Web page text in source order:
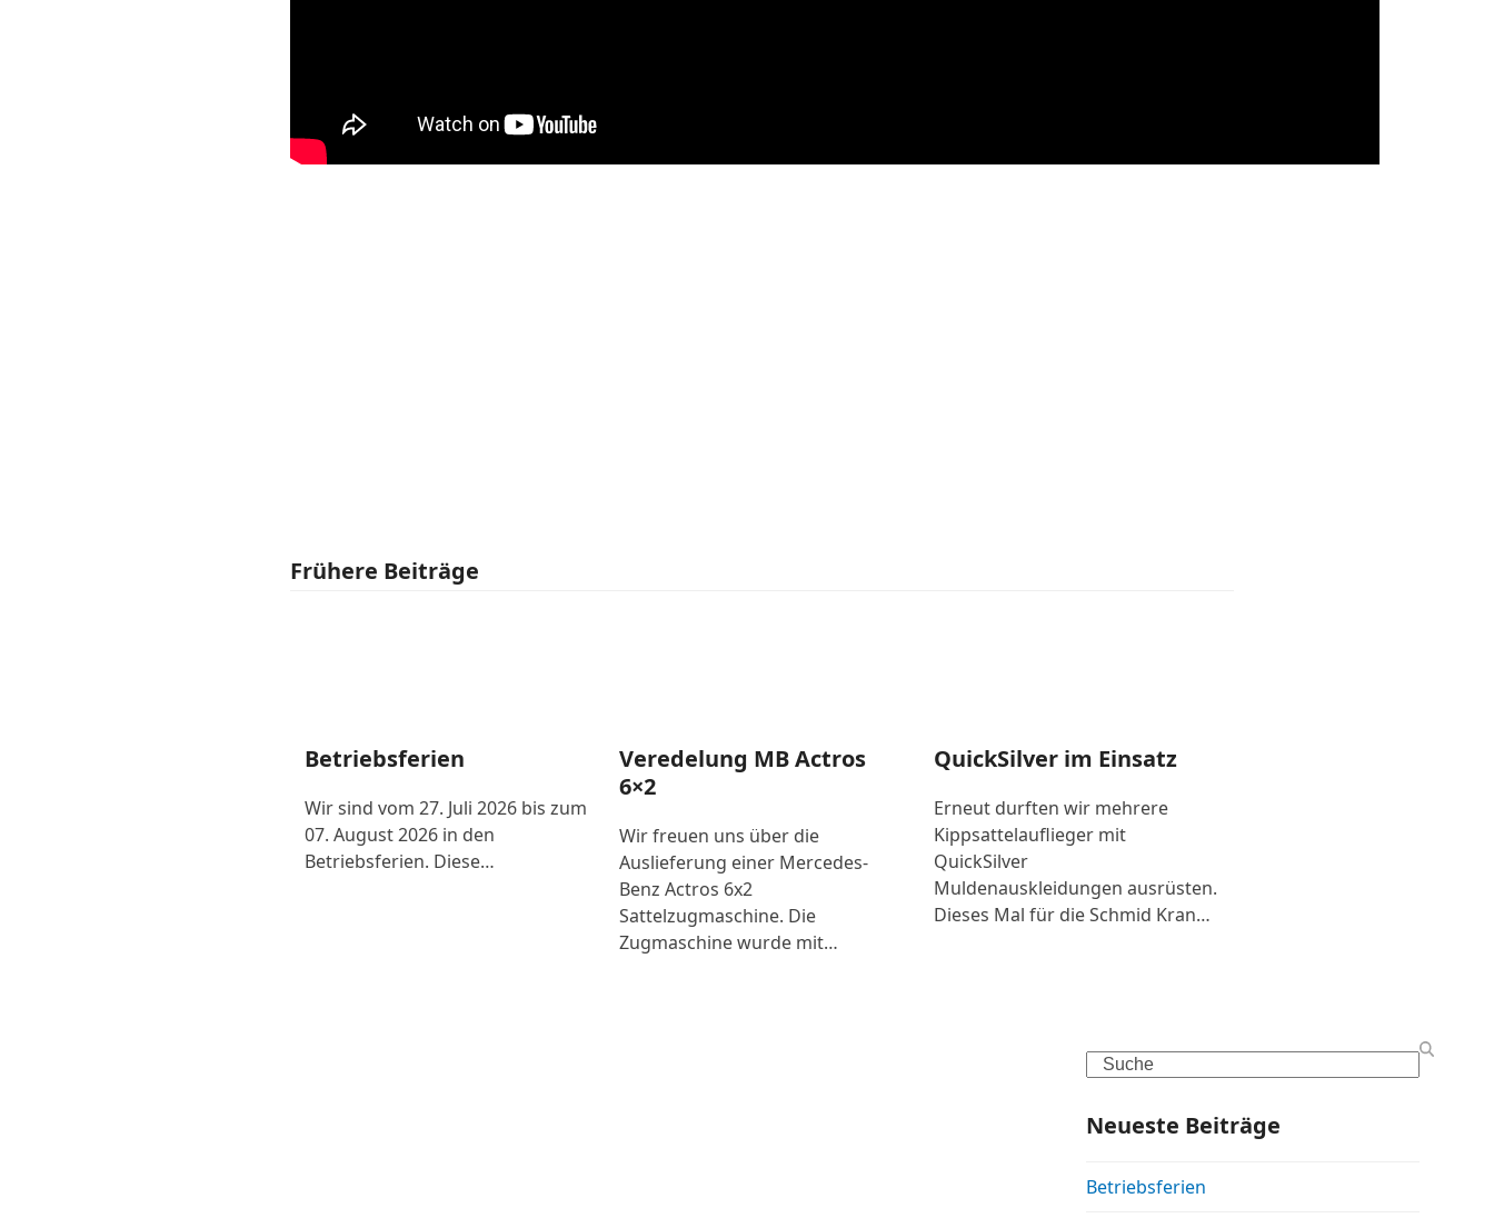
Frühere Beiträge
Betriebsferien
Wir sind vom 27. Juli 2026 bis zum
07. August 2026 in den
Betriebsferien. Diese…
Veredelung MB Actros
6×2
Wir freuen uns über die
Auslieferung einer Mercedes-
Benz Actros 6x2
Sattelzugmaschine. Die
Zugmaschine wurde mit…
QuickSilver im Einsatz
Erneut durften wir mehrere
Kippsattelauflieger mit
QuickSilver
Muldenauskleidungen ausrüsten.
Dieses Mal für die Schmid Kran…
Search
Neueste Beiträge
Betriebsferien